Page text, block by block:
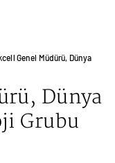
Genel Müdürü, Dünya
Dünya
Grubu